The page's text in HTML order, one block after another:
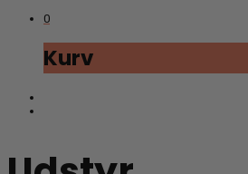
0
Kurv